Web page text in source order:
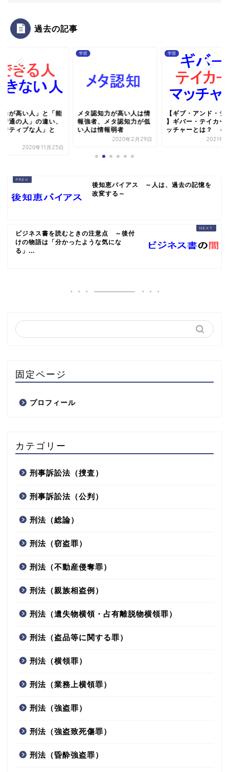
過去の記事
力が高い人」と「能
普通の人」の違い、
ジティブな人」と
2020年11月25日
学習
メタ認知力が高い人は情
報強者、メタ認知力が低
い人は情報弱者
2020年2月29日
学習
【ギブ・アンド・テ
】ギバー・テイカー
ッチャーとは？ ～
2021年1
後知恵バイアス ～人は、過去の記憶を
改変する～
ビジネス書を読むときの注意点 ～後付
けの物語は「分かったような気にな
る」...
固定ページ
プロフィール
カテゴリー
刑事訴訟法（捜査）
刑事訴訟法（公判）
刑法（総論）
刑法（窃盗罪）
刑法（不動産侵奪罪）
刑法（親族相盗例）
刑法（遺失物横領・占有離脱物横領罪）
刑法（盗品等に関する罪）
刑法（横領罪）
刑法（業務上横領罪）
刑法（強盗罪）
刑法（強盗致死傷罪）
刑法（昏酔強盗罪）